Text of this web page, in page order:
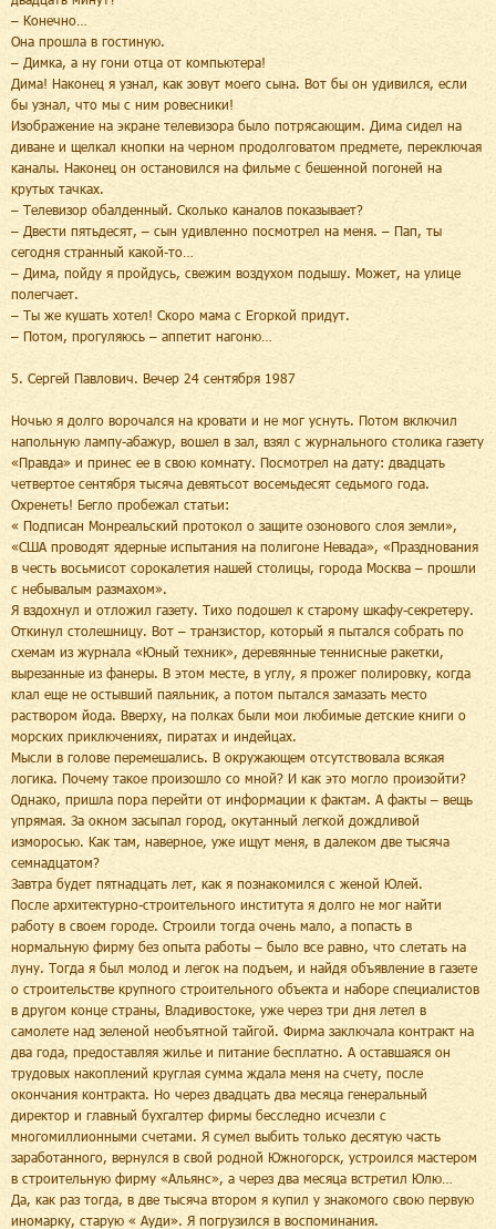
– Конечно…
Она прошла в гостиную.
– Димка, а ну гони отца от компьютера!
Дима! Наконец я узнал, как зовут моего сына. Вот бы он удивился, если
бы узнал, что мы с ним ровесники!
Изображение на экране телевизора было потрясающим. Дима сидел на
диване и щелкал кнопки на черном продолговатом предмете, переключая
каналы. Наконец он остановился на фильме с бешенной погоней на
крутых тачках.
– Телевизор обалденный. Сколько каналов показывает?
– Двести пятьдесят, – сын удивленно посмотрел на меня. – Пап, ты
сегодня странный какой-то…
– Дима, пойду я пройдусь, свежим воздухом подышу. Может, на улице
полегчает.
– Ты же кушать хотел! Скоро мама с Егоркой придут.
– Потом, прогуляюсь – аппетит нагоню…
5. Сергей Павлович. Вечер 24 сентября 1987
Ночью я долго ворочался на кровати и не мог уснуть. Потом включил
напольную лампу-абажур, вошел в зал, взял с журнального столика газету
«Правда» и принес ее в свою комнату. Посмотрел на дату: двадцать
четвертое сентября тысяча девятьсот восемьдесят седьмого года.
Охренеть! Бегло пробежал статьи:
« Подписан Монреальский протокол о защите озонового слоя земли»,
«США проводят ядерные испытания на полигоне Невада», «Празднования
в честь восьмисот сорокалетия нашей столицы, города Москва – прошли
с небывалым размахом».
Я вздохнул и отложил газету. Тихо подошел к старому шкафу-секретеру.
Откинул столешницу. Вот – транзистор, который я пытался собрать по
схемам из журнала «Юный техник», деревянные теннисные ракетки,
вырезанные из фанеры. В этом месте, в углу, я прожег полировку, когда
клал еще не остывший паяльник, а потом пытался замазать место
раствором йода. Вверху, на полках были мои любимые детские книги о
морских приключениях, пиратах и индейцах.
Мысли в голове перемешались. В окружающем отсутствовала всякая
логика. Почему такое произошло со мной? И как это могло произойти?
Однако, пришла пора перейти от информации к фактам. А факты – вещь
упрямая. За окном засыпал город, окутанный легкой дождливой
изморосью. Как там, наверное, уже ищут меня, в далеком две тысяча
семнадцатом?
Завтра будет пятнадцать лет, как я познакомился с женой Юлей.
После архитектурно-строительного института я долго не мог найти
работу в своем городе. Строили тогда очень мало, а попасть в
нормальную фирму без опыта работы – было все равно, что слетать на
луну. Тогда я был молод и легок на подъем, и найдя объявление в газете
о строительстве крупного строительного объекта и наборе специалистов
в другом конце страны, Владивостоке, уже через три дня летел в
самолете над зеленой необъятной тайгой. Фирма заключала контракт на
два года, предоставляя жилье и питание бесплатно. А оставшаяся он
трудовых накоплений круглая сумма ждала меня на счету, после
окончания контракта. Но через двадцать два месяца генеральный
директор и главный бухгалтер фирмы бесследно исчезли с
многомиллионными счетами. Я сумел выбить только десятую часть
заработанного, вернулся в свой родной Южногорск, устроился мастером
в строительную фирму «Альянс», а через два месяца встретил Юлю…
Да, как раз тогда, в две тысяча втором я купил у знакомого свою первую
иномарку, старую « Ауди». Я погрузился в воспоминания.